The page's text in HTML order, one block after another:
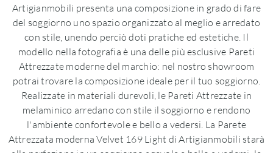
Artigianmobili presenta una composizione in grado di fare
del soggiorno uno spazio organizzato al meglio e arredato
con stile, unendo perciò doti pratiche ed estetiche. Il
modello nella fotografia è una delle più esclusive Pareti
Attrezzate moderne del marchio: nel nostro showroom
potrai trovare la composizione ideale per il tuo soggiorno.
Realizzate in materiali durevoli, le Pareti Attrezzate in
melaminico arredano con stile il soggiorno e rendono
l'ambiente confortevole e bello a vedersi. La Parete
Attrezzata moderna Velvet 169 Light di Artigianmobili starà